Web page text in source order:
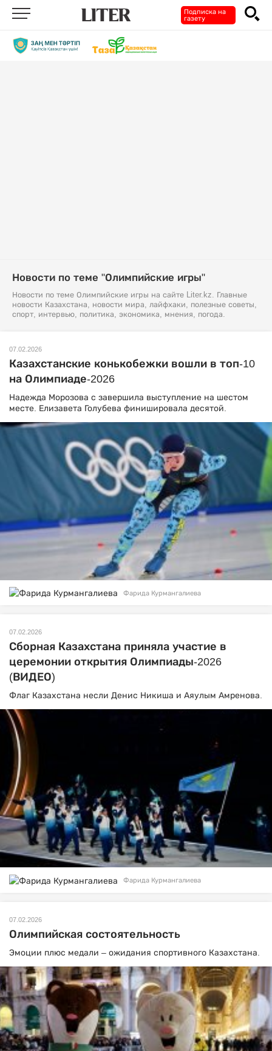
Подписка на
газету
Новости по теме "Олимпийские игры"
Новости по теме Олимпийские игры на сайте Liter.kz. Главные
новости Казахстана, новости мира, лайфхаки, полезные советы,
спорт, интервью, политика, экономика, мнения, погода.
07.02.2026
Казахстанские конькобежки вошли в топ-10
на Олимпиаде-2026
Надежда Морозова с завершила выступление на шестом
месте. Елизавета Голубева финишировала десятой.
Фарида Курмангалиева
07.02.2026
Сборная Казахстана приняла участие в
церемонии открытия Олимпиады-2026
(ВИДЕО)
Флаг Казахстана несли Денис Никиша и Аяулым Амренова.
Фарида Курмангалиева
07.02.2026
Олимпийская состоятельность
Эмоции плюс медали – ожидания спортивного Казахстана.